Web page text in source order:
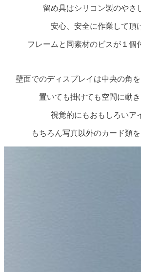
留め具はシリコン製のやさ
安心、安全に作業して頂
フレームと同素材のビスが１個
壁面でのディスプレイは中央の角を
置いても掛けても空間に動き
視覚的にもおもしろいア
もちろん写真以外のカード類を